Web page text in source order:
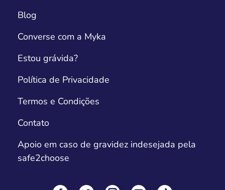
Blog
Converse com a Myka
Estou grávida?
Política de Privacidade
Termos e Condições
Contato
Apoio em caso de gravidez indesejada pela
safe2choose